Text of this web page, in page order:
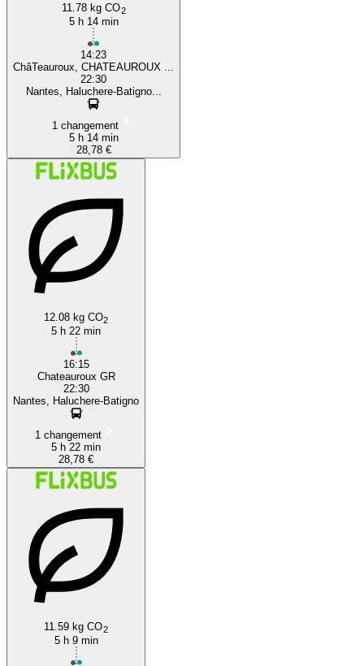
11.78 kg CO2
5 h 14 min
14:23
ChâTeauroux, CHATEAUROUX ...
22:30
Nantes, Haluchere-Batigno...
1 changement
5 h 14 min
28,78 €
12.08 kg CO2
5 h 22 min
16:15
Chateauroux GR
22:30
Nantes, Haluchere-Batigno
1 changement
5 h 22 min
28,78 €
11.59 kg CO2
5 h 9 min